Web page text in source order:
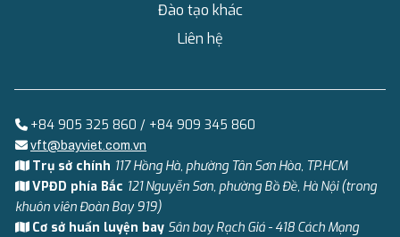
Đào tạo khác
Liên hệ
+84 905 325 860 / +84 909 345 860
vft@bayviet.com.vn
Trụ sở chính 117 Hồng Hà, phường Tân Sơn Hòa, TP.HCM
VPĐD phía Bắc 121 Nguyễn Sơn, phường Bồ Đề, Hà Nội (trong
khuôn viên Đoàn Bay 919)
Cơ sở huấn luyện bay Sân bay Rạch Giá - 418 Cách Mạng